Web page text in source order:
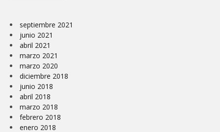
septiembre 2021
junio 2021
abril 2021
marzo 2021
marzo 2020
diciembre 2018
junio 2018
abril 2018
marzo 2018
febrero 2018
enero 2018